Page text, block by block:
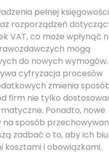
pełnej
rozporządzeń
VAT, co może wpłynąć
mogą
do nowych wymogów.
cyfryzacja procesów
zmienia
firm nie tylko
Ponadto, nowe
sposób
zadbać o to, aby ich
kosztami i obowiązkami.